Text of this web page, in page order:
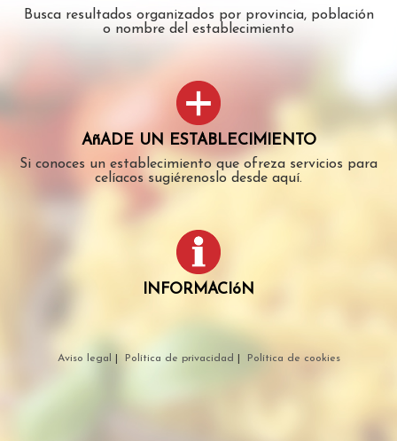
Busca resultados organizados por provincia, población
o nombre del establecimiento
AñADE UN ESTABLECIMIENTO
Si conoces un establecimiento que ofreza servicios para
celíacos sugiérenoslo desde aquí.
INFORMACIóN
Aviso legal Política de privacidad Política de cookies